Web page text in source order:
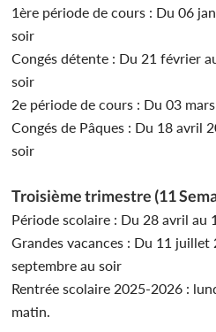
1ère période de cours : Du 06
soir
Congés détente : Du 21 février
soir
2e période de cours : Du 03
Congés de Pâques : Du 18 avril
soir
Troisième trimestre (11
Période scolaire : Du 28 avril au
Grandes vacances : Du 11 juillet
septembre au soir
Rentrée scolaire 2025-2026 :
matin.